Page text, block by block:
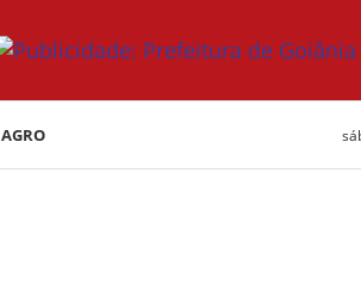
AGRO